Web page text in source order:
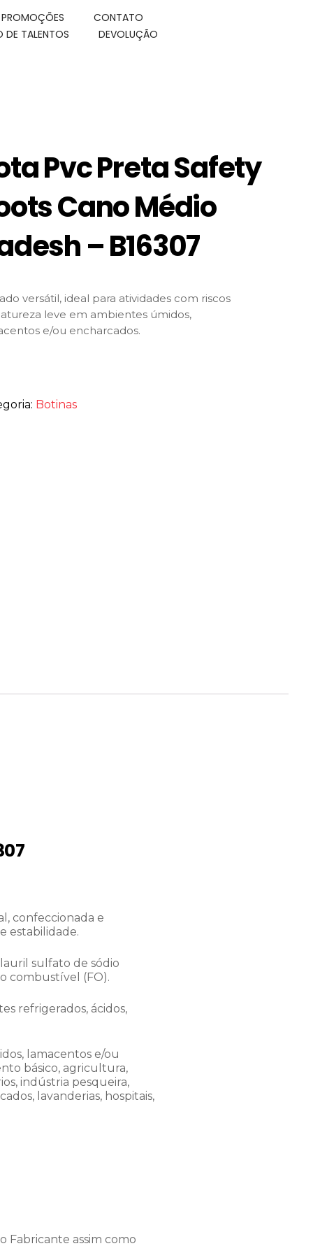
CONTATO
DE TALENTOS
DEVOLUÇÃO
Pvc Preta Safety
Cano Médio
– B16307
versátil, ideal para atividades com riscos
leve em ambientes úmidos,
e/ou encharcados.
Botinas
confeccionada e
estabilidade.
sulfato de sódio
combustível (FO).
refrigerados, ácidos,
lamacentos e/ou
básico, agricultura,
indústria pesqueira,
lavanderias, hospitais,
Fabricante assim como